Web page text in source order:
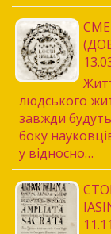
людського
завжди
боку
у відносно…